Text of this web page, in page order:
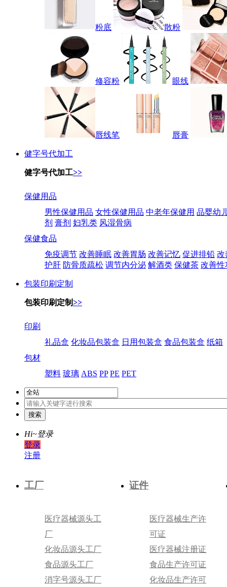
粉底 散粉
修容粉 眼线
唇线笔 唇膏
健字号代加工
健字号代加工>>
保健用品
男性保健用品 女性保健用品 中老年保健用 品婴幼
剂 膏剂 妇乳类 风湿骨病
保健食品
免疫调节 改善睡眠 改善胃肠 改善记忆 促进排铅 改
护肝 防骨质疏松 调节内分泌 解酒类 保健茶 改善性
包装印刷定制
包装印刷定制>>
印刷
礼品盒 化妆品包装盒 日用包装盒 食品包装盒 纸箱
包材
塑料 玻璃 ABS PP PE PET
Hi~登录
登录
注册
工厂
医疗器械源头工
厂
化妆品源头工厂
食品源头工厂
消字号源头工厂
证件
医疗器械生产许
可证
医疗器械注册证
食品生产许可证
化妆品生产许可